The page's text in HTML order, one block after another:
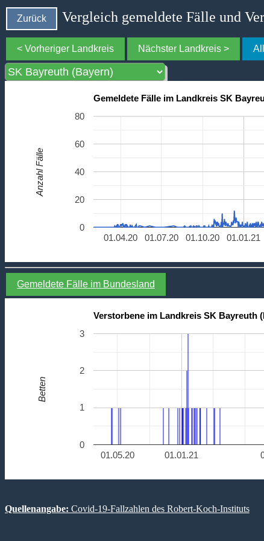
Zurück Vergleich gemeldete Fälle und
< Vorheriger Landkreis Nächster Landkreis >
Gemeldete Fälle im Landkreis SK
01.01.21
01.04.20 01.07.20 01.10.20
0
20
40
60
80
Anzahl Fälle
Gemeldete Fälle im Bundesland
Verstorbene im Landkreis SK Bayreuth
01.01.21
01.05.20
0
1
2
3
Betten
Quellenangabe: Covid-19-Fallzahlen des Robert-Koch-Instituts